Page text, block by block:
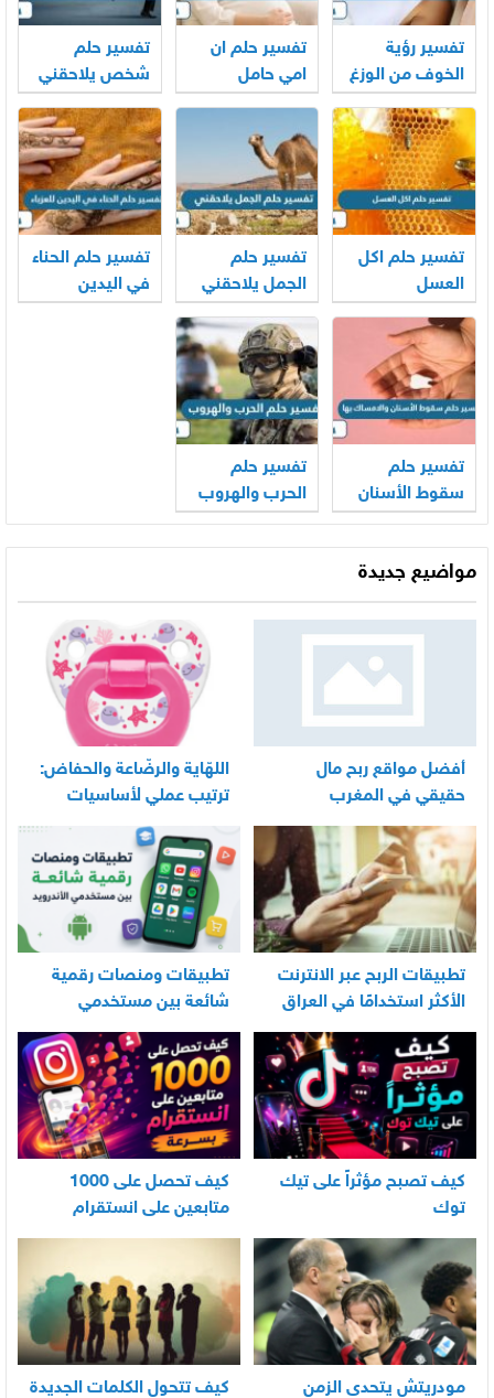
تفسير رؤية
الخوف من الوزغ
في المنام
للمتزوجة
تفسير حلم ان
امي حامل
تفسير حلم
شخص يلاحقني
وانا اهرب
تفسير حلم اكل
العسل
تفسير حلم
الجمل يلاحقني
تفسير حلم الحناء
في اليدين
تفسير حلم
سقوط الأسنان
والامساك بها
تفسير حلم
الحرب والهروب
مواضيع جديدة
أفضل مواقع ربح مال
حقيقي في المغرب
اللهّاية والرضّاعة والحفاض:
ترتيب عملي لأساسيات
العناية اليومية بالرضيع
تطبيقات الربح عبر الانترنت
الأكثر استخدامًا في العراق
تطبيقات ومنصات رقمية
شائعة بين مستخدمي
الأندرويد
كيف تصبح مؤثراً على تيك
توك
كيف تحصل على 1000
متابعين على انستقرام
بسرعة
مودريتش يتحدى الزمن كيف تتحول الكلمات الجديدة